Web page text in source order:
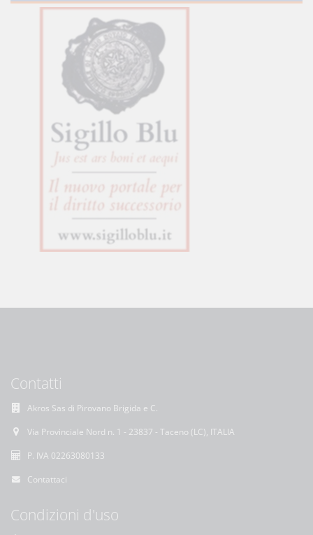
Contatti
Akros Sas di Pirovano Brigida e C.
Via Provinciale Nord n. 1 - 23837 - Taceno (LC), ITALIA
P. IVA 02263080133
Contattaci
Condizioni d'uso